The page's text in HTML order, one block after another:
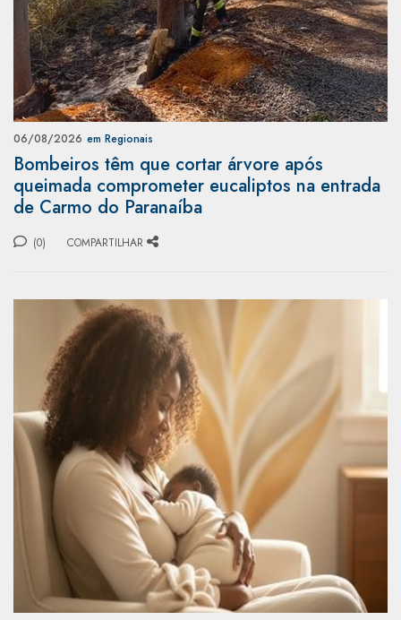
06/08/2026 em Regionais
Bombeiros têm que cortar árvore após
queimada comprometer eucaliptos na entrada
de Carmo do Paranaíba
(0) COMPARTILHAR